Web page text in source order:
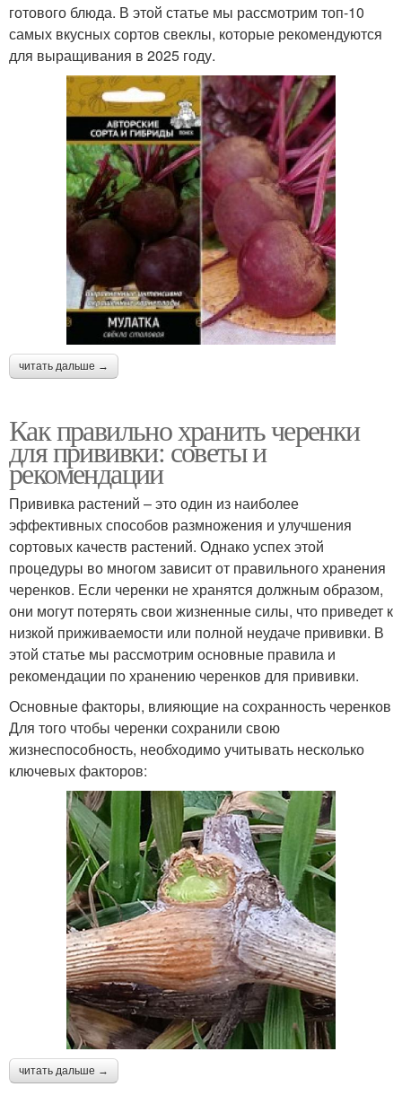
готового блюда. В этой статье мы рассмотрим топ-10
самых вкусных сортов свеклы, которые рекомендуются
для выращивания в 2025 году.
читать дальше →
Как правильно хранить черенки
для прививки: советы и
рекомендации
Прививка растений – это один из наиболее
эффективных способов размножения и улучшения
сортовых качеств растений. Однако успех этой
процедуры во многом зависит от правильного хранения
черенков. Если черенки не хранятся должным образом,
они могут потерять свои жизненные силы, что приведет к
низкой приживаемости или полной неудаче прививки. В
этой статье мы рассмотрим основные правила и
рекомендации по хранению черенков для прививки.
Основные факторы, влияющие на сохранность черенков
Для того чтобы черенки сохранили свою
жизнеспособность, необходимо учитывать несколько
ключевых факторов:
читать дальше →